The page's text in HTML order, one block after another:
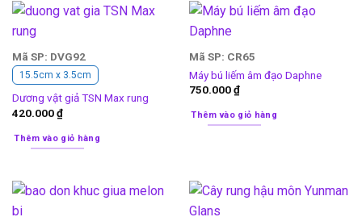
Mã SP: DVG92
15.5cm x 3.5cm
Dương vật giả TSN Max rung
420.000₫
Thêm vào giỏ hàng
Mã SP: CR65
Máy bú liếm âm đạo Daphne
750.000₫
Thêm vào giỏ hàng